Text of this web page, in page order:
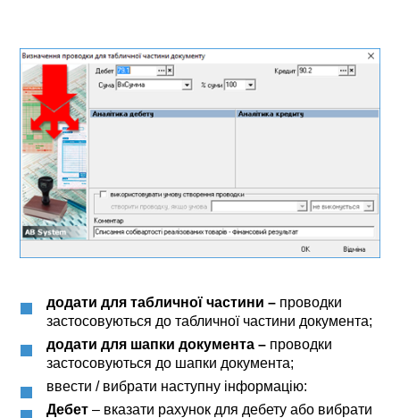
додати для табличної частини – проводки
застосовуються до табличної частини документа;
додати для шапки документа – проводки
застосовуються до шапки документа;
ввести / вибрати наступну інформацію:
Дебет – вказати рахунок для дебету або вибрати